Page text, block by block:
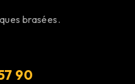
brasées.
90